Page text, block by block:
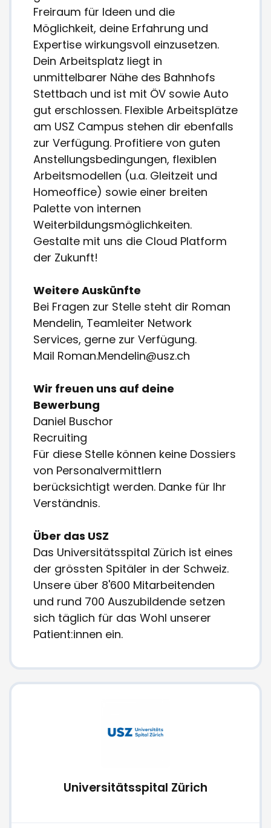
Freiraum für Ideen und die
Möglichkeit, deine Erfahrung und
Expertise wirkungsvoll einzusetzen.
Dein Arbeitsplatz liegt in
unmittelbarer Nähe des Bahnhofs
Stettbach und ist mit ÖV sowie Auto
gut erschlossen. Flexible Arbeitsplätze
am USZ Campus stehen dir ebenfalls
zur Verfügung. Profitiere von guten
Anstellungsbedingungen, flexiblen
Arbeitsmodellen (u.a. Gleitzeit und
Homeoffice) sowie einer breiten
Palette von internen
Weiterbildungsmöglichkeiten.
Gestalte mit uns die Cloud Platform
der Zukunft!
Weitere Auskünfte
Bei Fragen zur Stelle steht dir Roman
Mendelin, Teamleiter Network
Services, gerne zur Verfügung.
Mail Roman.Mendelin@usz.ch
Wir freuen uns auf deine
Bewerbung
Daniel Buschor
Recruiting
Für diese Stelle können keine Dossiers
von Personalvermittlern
berücksichtigt werden. Danke für Ihr
Verständnis.
Über das USZ
Das Universitätsspital Zürich ist eines
der grössten Spitäler in der Schweiz.
Unsere über 8'600 Mitarbeitenden
und rund 700 Auszubildende setzen
sich täglich für das Wohl unserer
Patient:innen ein.
Universitätsspital Zürich